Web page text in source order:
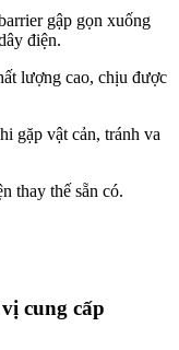
gập gọn xuống
điện.
lượng cao, chịu được
gặp vật cản, tránh va
thay thế sẵn có.
cung cấp